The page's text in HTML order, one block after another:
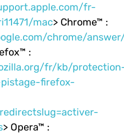
fr-
mac> Chrome™ :
chrome/
:
fr/kb/
firefox-
> Opera™ :